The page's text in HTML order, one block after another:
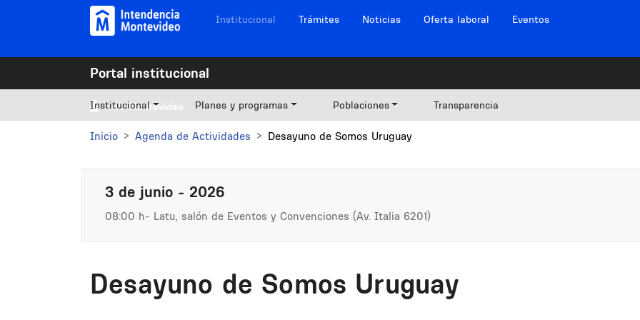
Pasar al contenido principal Navegación sitios
Institucional Trámites Noticias Oferta laboral Eventos
Portal institucional
Mi Montevideo
Institucional Planes y programas Poblaciones Transparencia
Inicio Agenda de Actividades Desayuno de Somos Uruguay
3 de junio - 2026
08:00 h Latu, salón de Eventos y Convenciones (Av. Italia 6201)
Desayuno de Somos Uruguay